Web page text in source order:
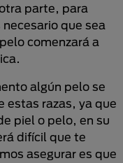
parte, para
que sea
comenzará a
algún pelo se
estas razas, ya que
piel o pelo, en su
difícil que te
asegurar es que